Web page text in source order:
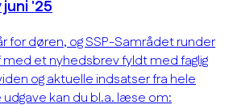
'25
for døren, og SSP-Samrådet runder
et nyhedsbrev fyldt med faglig
og aktuelle indsatser fra hele
kan du bl.a. læse om: